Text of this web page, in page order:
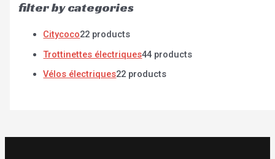
filter by categories
Citycoco22 products
Trottinettes électriques44 products
Vélos électriques22 products